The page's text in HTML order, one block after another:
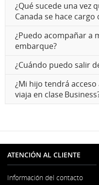
¿Qué sucede una vez
Canada se hace cargo
¿Puedo acompañar a
embarque?
¿Cuándo puedo salir
¿Mi hijo tendrá acceso
viaja en clase
ATENCIÓN AL CLIENTE
Información del contacto